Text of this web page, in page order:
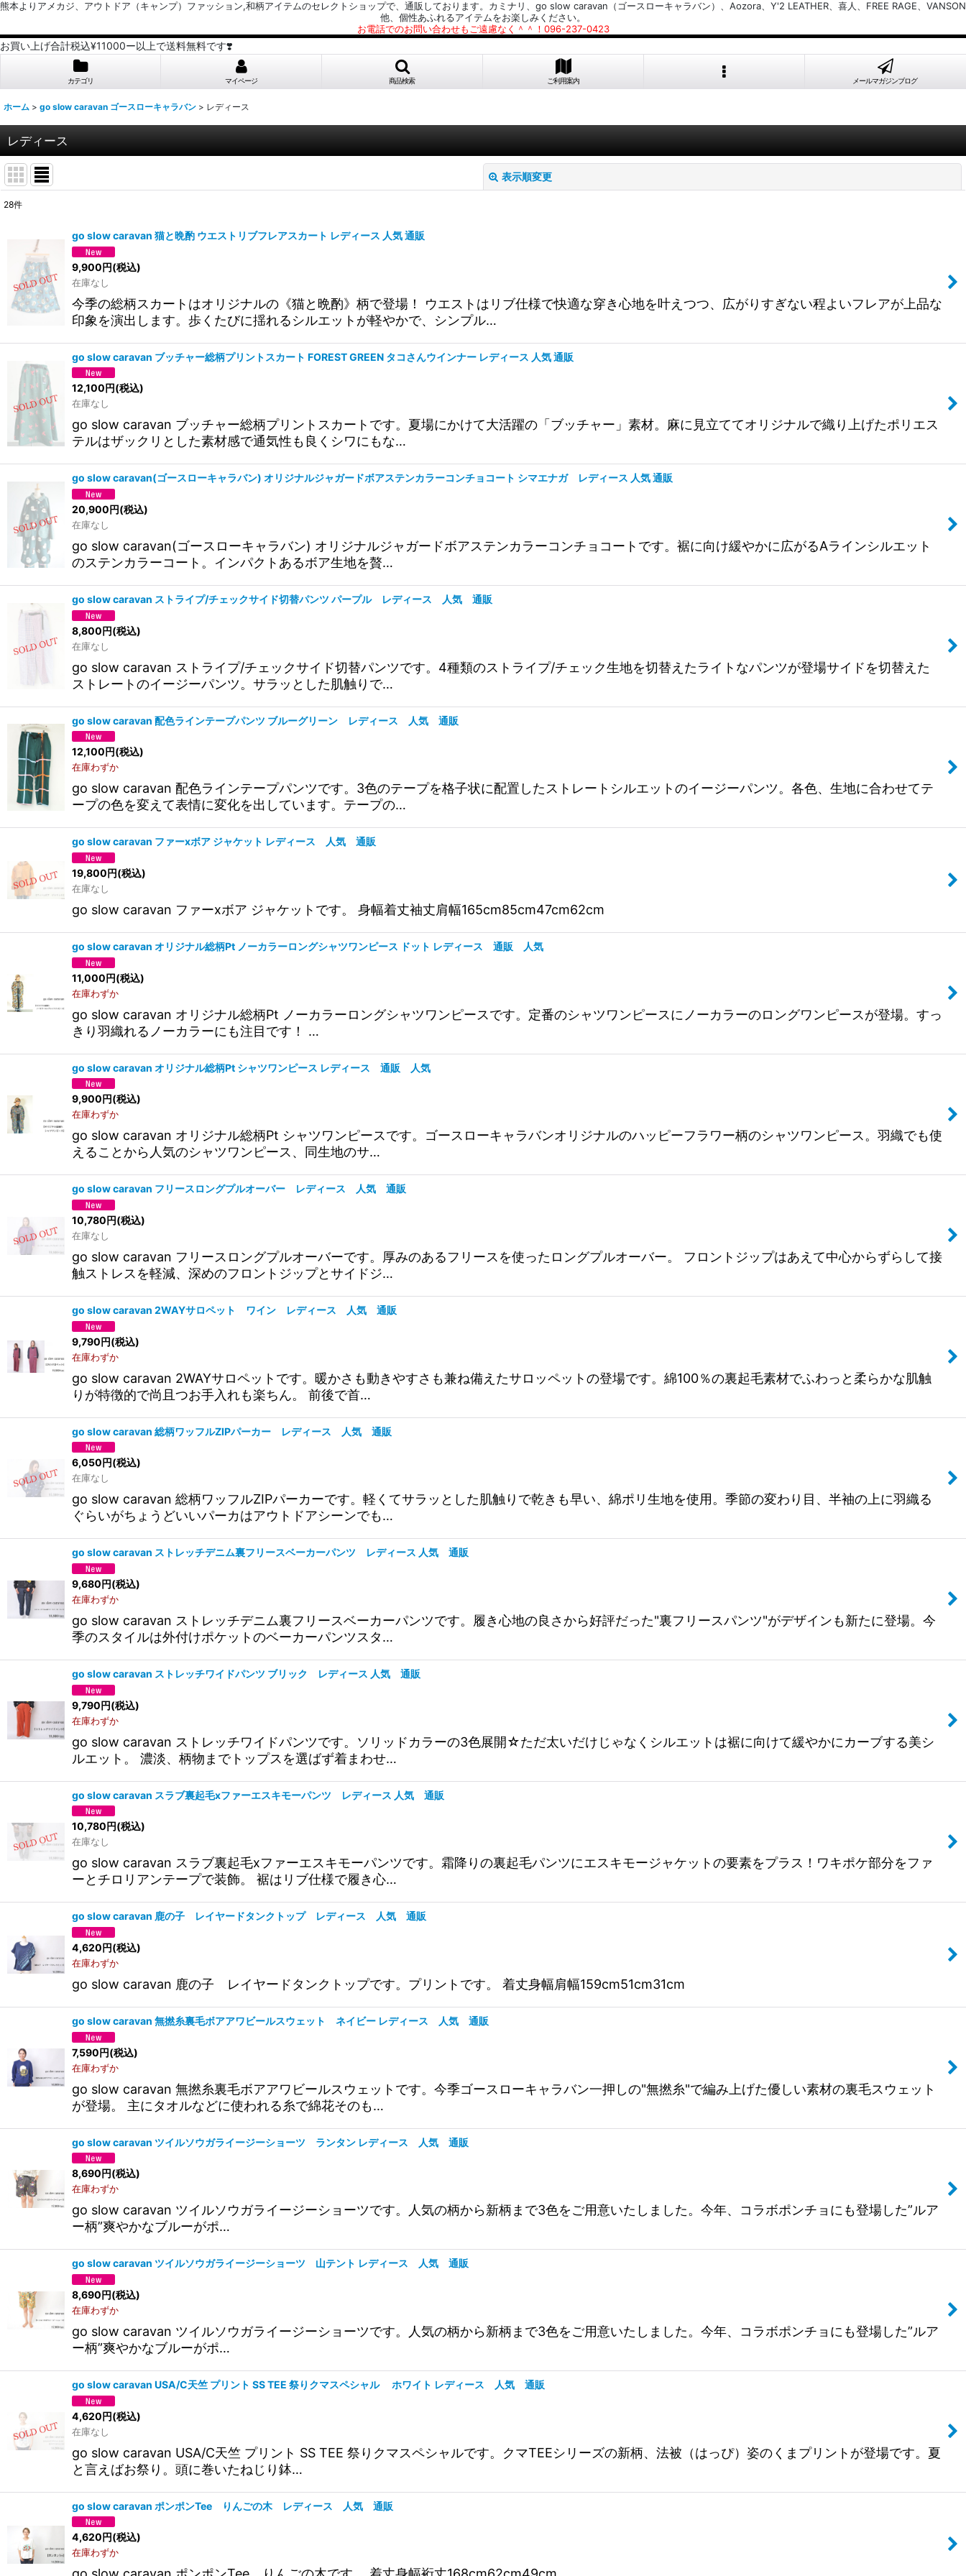
熊本よりアメカジ、アウトドア（キャンプ）ファッション,和柄アイテムのセレクトショップで、通販しております。カミナリ、go slow caravan（ゴースローキャラバン）、Aozora、Y'2 LEATHER、喜人、FREE RAGE、VANSON
他、個性あふれるアイテムをお楽しみください。
お電話でのお問い合わせもご遠慮なく＾＾！096-237-0423
お買い上げ合計税込¥11000ー以上で送料無料です❣️
カテゴリ マイページ 商品検索 ご利用案内 メールマガジンブログ
ホーム > go slow caravan ゴースローキャラバン > レディース
レディース
表示順変更
並び順:
28件
go slow caravan 猫と晩酌 ウエストリブフレアスカート レディース 人気 通販
9,900円(税込)
在庫なし
今季の総柄スカートはオリジナルの《猫と晩酌》柄で登場！ ウエストはリブ仕様で快適な穿き心地を叶えつつ、広がりすぎない程よいフレアが上品な
印象を演出します。歩くたびに揺れるシルエットが軽やかで、シンプル…
go slow caravan ブッチャー総柄プリントスカート FOREST GREEN タコさんウインナー レディース 人気 通販
12,100円(税込)
在庫なし
go slow caravan ブッチャー総柄プリントスカートです。夏場にかけて大活躍の「ブッチャー」素材。麻に見立ててオリジナルで織り上げたポリエス
テルはザックリとした素材感で通気性も良くシワにもな…
go slow caravan(ゴースローキャラバン) オリジナルジャガードボアステンカラーコンチョコート シマエナガ レディース 人気 通販
20,900円(税込)
在庫なし
go slow caravan(ゴースローキャラバン) オリジナルジャガードボアステンカラーコンチョコートです。裾に向け緩やかに広がるAラインシルエット
のステンカラーコート。インパクトあるボア生地を贅…
go slow caravan ストライプ/チェックサイド切替パンツ パープル レディース 人気 通販
8,800円(税込)
在庫なし
go slow caravan ストライプ/チェックサイド切替パンツです。4種類のストライプ/チェック生地を切替えたライトなパンツが登場サイドを切替えた
ストレートのイージーパンツ。サラッとした肌触りで…
go slow caravan 配色ラインテープパンツ ブルーグリーン レディース 人気 通販
12,100円(税込)
在庫わずか
go slow caravan 配色ラインテープパンツです。3色のテープを格子状に配置したストレートシルエットのイージーパンツ。各色、生地に合わせてテ
ープの色を変えて表情に変化を出しています。テープの…
go slow caravan ファーxボア ジャケット レディース 人気 通販
19,800円(税込)
在庫なし
go slow caravan ファーxボア ジャケットです。 身幅着丈袖丈肩幅165cm85cm47cm62cm
go slow caravan オリジナル総柄Pt ノーカラーロングシャツワンピース ドット レディース 通販 人気
11,000円(税込)
在庫わずか
go slow caravan オリジナル総柄Pt ノーカラーロングシャツワンピースです。定番のシャツワンピースにノーカラーのロングワンピースが登場。すっ
きり羽織れるノーカラーにも注目です！ …
go slow caravan オリジナル総柄Pt シャツワンピース レディース 通販 人気
9,900円(税込)
在庫わずか
go slow caravan オリジナル総柄Pt シャツワンピースです。ゴースローキャラバンオリジナルのハッピーフラワー柄のシャツワンピース。羽織でも使
えることから人気のシャツワンピース、同生地のサ…
go slow caravan フリースロングプルオーバー レディース 人気 通販
10,780円(税込)
在庫なし
go slow caravan フリースロングプルオーバーです。厚みのあるフリースを使ったロングプルオーバー。 フロントジップはあえて中心からずらして接
触ストレスを軽減、深めのフロントジップとサイドジ…
go slow caravan 2WAYサロペット ワイン レディース 人気 通販
9,790円(税込)
在庫わずか
go slow caravan 2WAYサロペットです。暖かさも動きやすさも兼ね備えたサロッペットの登場です。綿100％の裏起毛素材でふわっと柔らかな肌触
りが特徴的で尚且つお手入れも楽ちん。 前後で首…
go slow caravan 総柄ワッフルZIPパーカー レディース 人気 通販
6,050円(税込)
在庫なし
go slow caravan 総柄ワッフルZIPパーカーです。軽くてサラッとした肌触りで乾きも早い、綿ポリ生地を使用。季節の変わり目、半袖の上に羽織る
ぐらいがちょうどいいパーカはアウトドアシーンでも…
go slow caravan ストレッチデニム裏フリースベーカーパンツ レディース 人気 通販
9,680円(税込)
在庫わずか
go slow caravan ストレッチデニム裏フリースベーカーパンツです。履き心地の良さから好評だった"裏フリースパンツ"がデザインも新たに登場。今
季のスタイルは外付けポケットのベーカーパンツスタ…
go slow caravan ストレッチワイドパンツ ブリック レディース 人気 通販
9,790円(税込)
在庫わずか
go slow caravan ストレッチワイドパンツです。ソリッドカラーの3色展開☆ただ太いだけじゃなくシルエットは裾に向けて緩やかにカーブする美シ
ルエット。 濃淡、柄物までトップスを選ばず着まわせ…
go slow caravan スラブ裏起毛xファーエスキモーパンツ レディース 人気 通販
10,780円(税込)
在庫なし
go slow caravan スラブ裏起毛xファーエスキモーパンツです。霜降りの裏起毛パンツにエスキモージャケットの要素をプラス！ワキポケ部分をファ
ーとチロリアンテープで装飾。 裾はリブ仕様で履き心…
go slow caravan 鹿の子 レイヤードタンクトップ レディース 人気 通販
4,620円(税込)
在庫わずか
go slow caravan 鹿の子 レイヤードタンクトップです。プリントです。 着丈身幅肩幅159cm51cm31cm
go slow caravan 無撚糸裏毛ボアアワビールスウェット ネイビー レディース 人気 通販
7,590円(税込)
在庫わずか
go slow caravan 無撚糸裏毛ボアアワビールスウェットです。今季ゴースローキャラバン一押しの"無撚糸"で編み上げた優しい素材の裏毛スウェット
が登場。 主にタオルなどに使われる糸で綿花そのも…
go slow caravan ツイルソウガライージーショーツ ランタン レディース 人気 通販
8,690円(税込)
在庫わずか
go slow caravan ツイルソウガライージーショーツです。人気の柄から新柄まで3色をご用意いたしました。今年、コラボポンチョにも登場した”ルア
ー柄”爽やかなブルーがポ…
go slow caravan ツイルソウガライージーショーツ 山テント レディース 人気 通販
8,690円(税込)
在庫わずか
go slow caravan ツイルソウガライージーショーツです。人気の柄から新柄まで3色をご用意いたしました。今年、コラボポンチョにも登場した”ルア
ー柄”爽やかなブルーがポ…
go slow caravan USA/C天竺 プリント SS TEE 祭りクマスペシャル ホワイト レディース 人気 通販
4,620円(税込)
在庫なし
go slow caravan USA/C天竺 プリント SS TEE 祭りクマスペシャルです。クマTEEシリーズの新柄、法被（はっぴ）姿のくまプリントが登場です。夏
と言えばお祭り。頭に巻いたねじり鉢…
go slow caravan ポンポンTee りんごの木 レディース 人気 通販
4,620円(税込)
在庫わずか